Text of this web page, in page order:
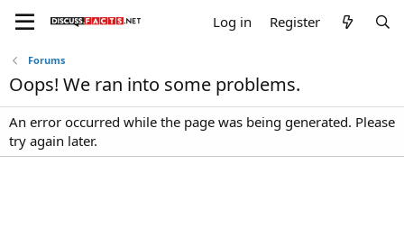
Log in Register
Forums
Oops! We ran into some problems.
An error occurred while the page was being generated. Please
try again later.